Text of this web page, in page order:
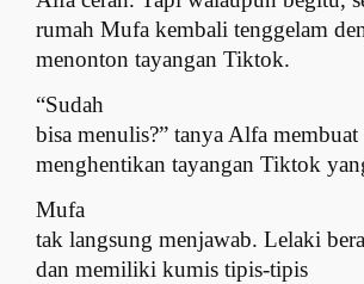
rumah Mufa kembali tenggelam
menonton tayangan Tiktok.
“Sudah
bisa menulis?” tanya Alfa
menghentikan tayangan Tiktok
Mufa
tak langsung menjawab. Lelaki
dan memiliki kumis tipis-tipis